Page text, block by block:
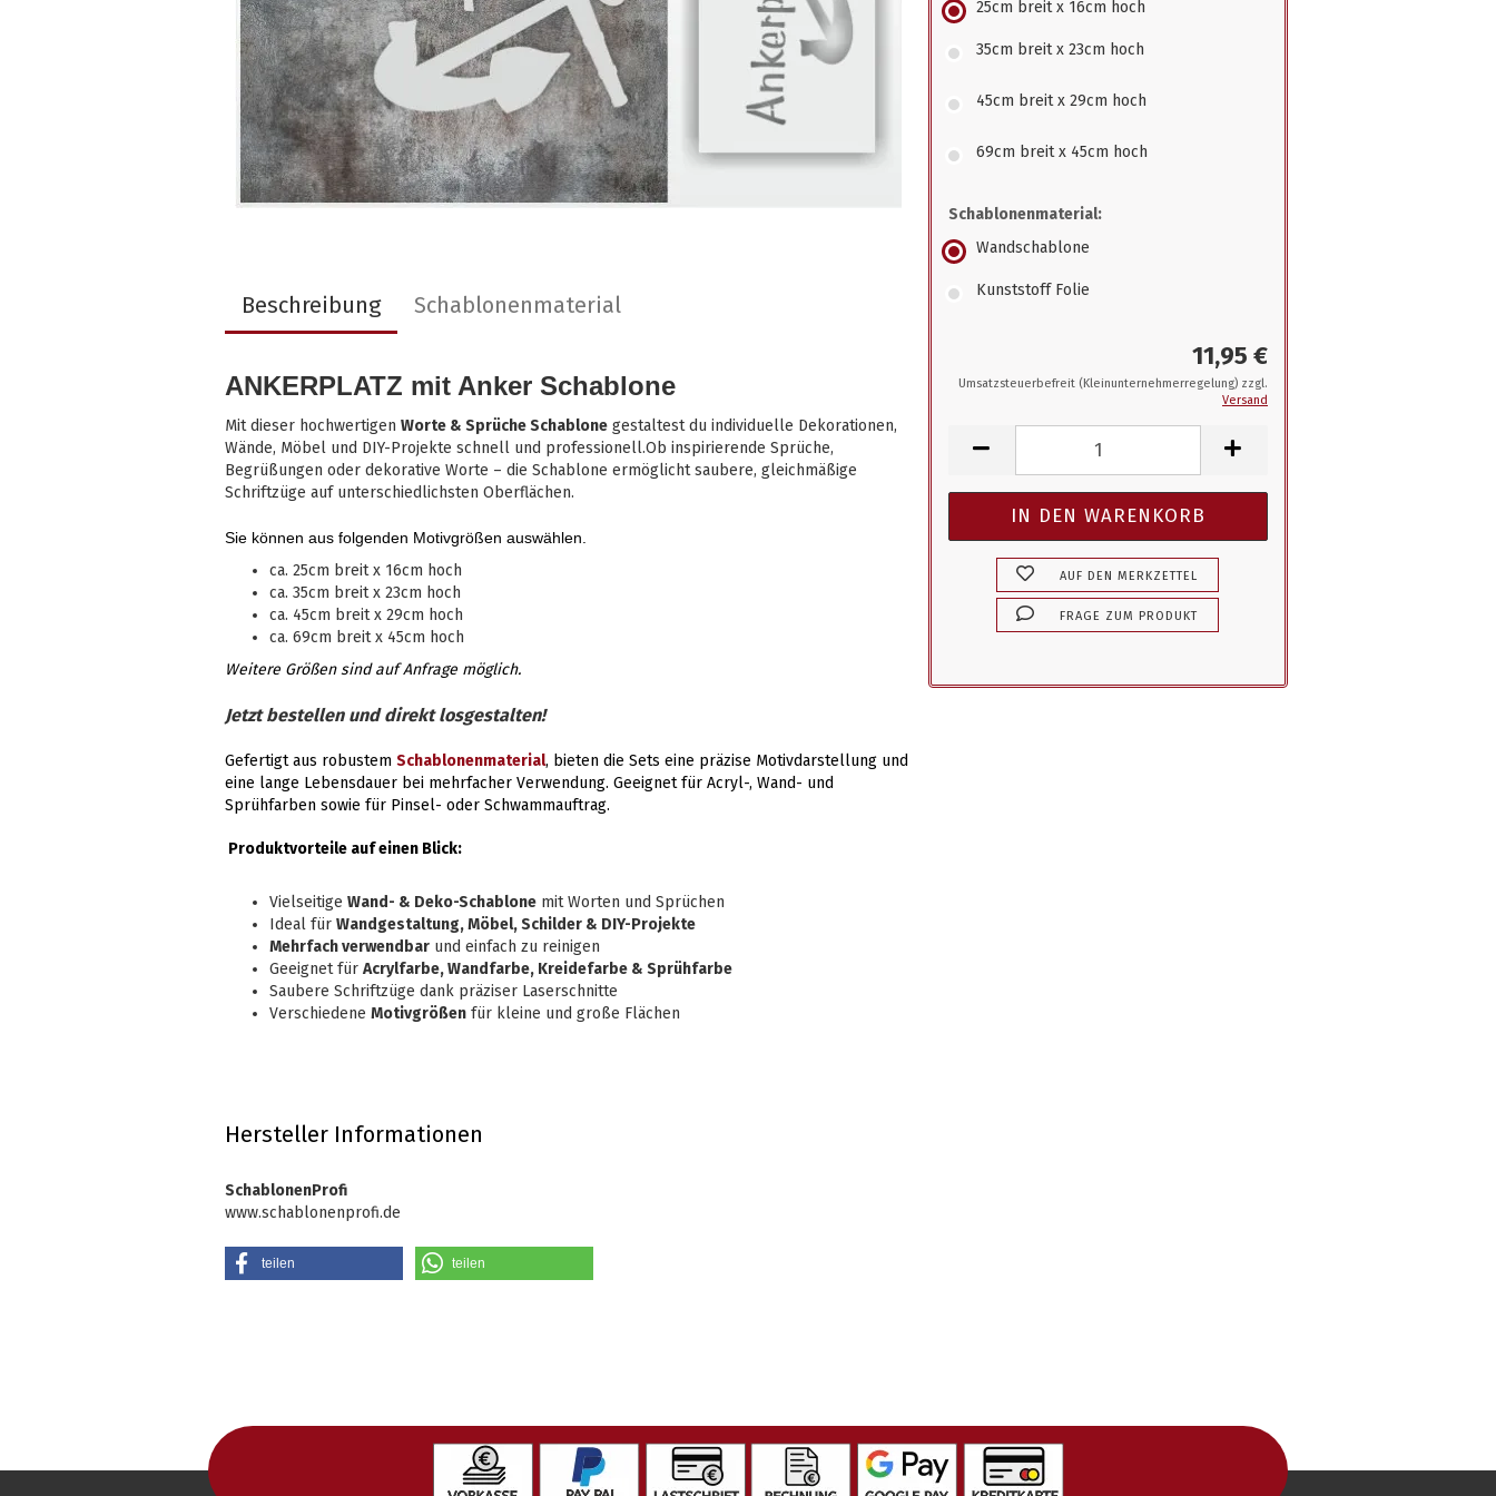
25cm breit x 16cm hoch
35cm breit x 23cm hoch
45cm breit x 29cm hoch
69cm breit x 45cm hoch
Schablonenmaterial:
Wandschablone
Kunststoff Folie
11,95 €
Umsatzsteuerbefreit (Kleinunternehmerregelung) zzgl.
Versand
AUF DEN MERKZETTEL
FRAGE ZUM PRODUKT
Beschreibung Schablonenmaterial
ANKERPLATZ mit Anker Schablone
Mit dieser hochwertigen Worte & Sprüche Schablone gestaltest du individuelle Dekorationen,
Wände, Möbel und DIY-Projekte schnell und professionell.Ob inspirierende Sprüche,
Begrüßungen oder dekorative Worte – die Schablone ermöglicht saubere, gleichmäßige
Schriftzüge auf unterschiedlichsten Oberflächen.
Sie können aus folgenden Motivgrößen auswählen.
ca. 25cm breit x 16cm hoch
ca. 35cm breit x 23cm hoch
ca. 45cm breit x 29cm hoch
ca. 69cm breit x 45cm hoch
Weitere Größen sind auf Anfrage möglich.
Jetzt bestellen und direkt losgestalten!
Gefertigt aus robustem Schablonenmaterial, bieten die Sets eine präzise Motivdarstellung und
eine lange Lebensdauer bei mehrfacher Verwendung. Geeignet für Acryl-, Wand- und
Sprühfarben sowie für Pinsel- oder Schwammauftrag.
Produktvorteile auf einen Blick:
Vielseitige Wand- & Deko-Schablone mit Worten und Sprüchen
Ideal für Wandgestaltung, Möbel, Schilder & DIY-Projekte
Mehrfach verwendbar und einfach zu reinigen
Geeignet für Acrylfarbe, Wandfarbe, Kreidefarbe & Sprühfarbe
Saubere Schriftzüge dank präziser Laserschnitte
Verschiedene Motivgrößen für kleine und große Flächen
Hersteller Informationen
SchablonenProfi
www.schablonenprofi.de
teilen teilen